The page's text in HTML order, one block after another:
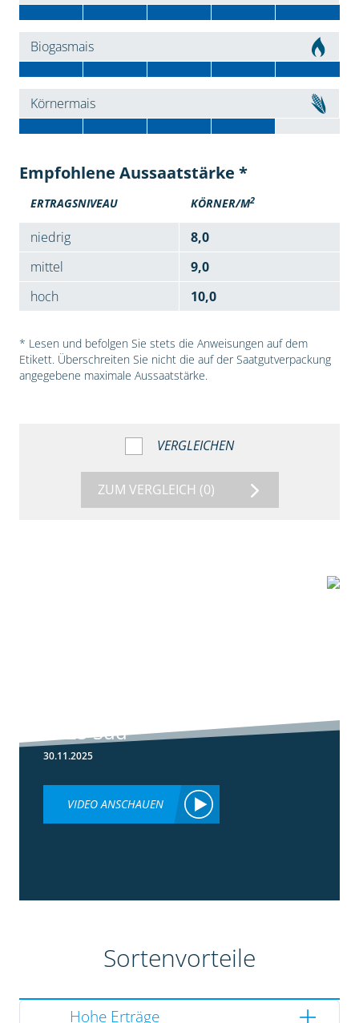
Biogasmais
Körnermais
Empfohlene Aussaatstärke *
ERTRAGSNIVEAU KÖRNER/M2
niedrig
8,0
mittel
9,0
hoch
10,0
* Lesen und befolgen Sie stets die Anweisungen auf dem
Etikett. Überschreiten Sie nicht die auf der Saatgutverpackung
angegebene maximale Aussaatstärke.
VERGLEICHEN
ZUM VERGLEICH (0)
2025 Süd
30.11.2025
VIDEO ANSCHAUEN
Sortenvorteile
Hohe Erträge